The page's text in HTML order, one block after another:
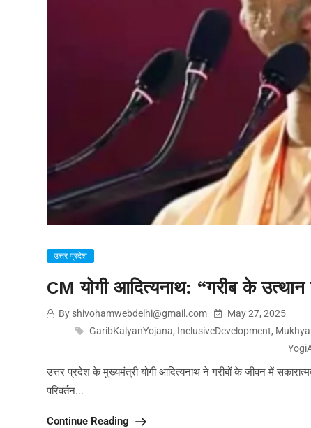
उत्तर प्रदेश
CM योगी आदित्यनाथ: “गरीब के उत्थान
By shivohamwebdelhi@gmail.com
May 27, 2025
GaribKalyanYojana, InclusiveDevelopment,
उत्तर प्रदेश के मुख्यमंत्री योगी आदित्यनाथ ने गरीबों के जीवन में
परिवर्तन...
Continue Reading